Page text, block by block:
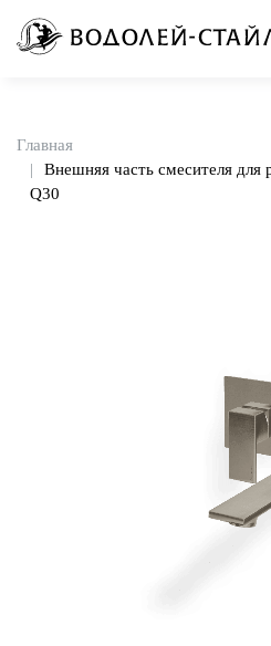
Главная
Внешняя часть смесителя
Q30